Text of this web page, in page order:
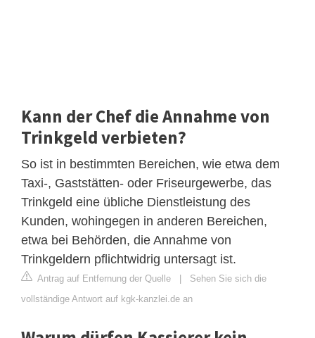
Kann der Chef die Annahme von
Trinkgeld verbieten?
So ist in bestimmten Bereichen, wie etwa dem
Taxi-, Gaststätten- oder Friseurgewerbe, das
Trinkgeld eine übliche Dienstleistung des
Kunden, wohingegen in anderen Bereichen,
etwa bei Behörden, die Annahme von
Trinkgeldern pflichtwidrig untersagt ist.
Antrag auf Entfernung der Quelle
Sehen Sie sich die
vollständige Antwort auf kgk-kanzlei.de an